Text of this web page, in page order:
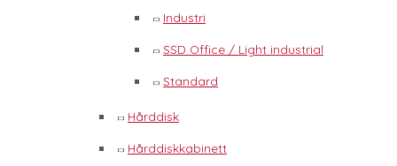
Industri
SSD Office / Light industrial
Standard
Hårddisk
Hårddiskkabinett